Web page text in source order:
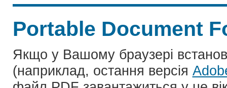
Portable Document
Якщо у Вашому браузері
(наприклад, остання версія